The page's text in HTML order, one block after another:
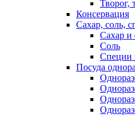
Творог,
Консервация
Сахар, соль,
Сахар и
Соль
Специи
Посуда